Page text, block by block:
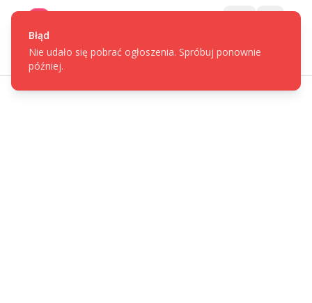
Błąd
Nie udało się pobrać ogłoszenia. Spróbuj ponownie
później.